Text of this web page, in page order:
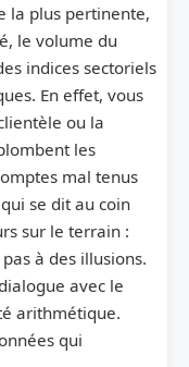
la plus pertinente,
le volume du
indices sectoriels
En effet, vous
ou la
les
mal tenus
se dit au coin
sur le terrain :
à des illusions.
avec le
arithmétique.
qui